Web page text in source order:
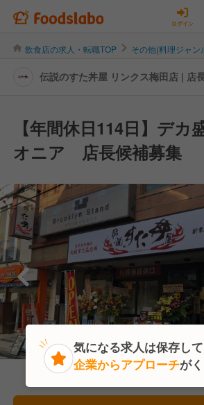
ログイン
飲食店の求人・転職TOP その他(料理ジャン
伝説のすた丼屋 リンクス梅田店 | 店
【年間休日114日】デカ
オニア 店長候補募集
気になる求人は保存して
企業からアプローチが